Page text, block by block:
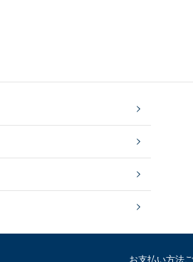
お支払い方法